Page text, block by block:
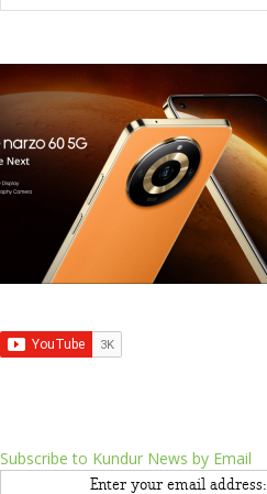
Subscribe to Kundur News by Email
Enter your email address: